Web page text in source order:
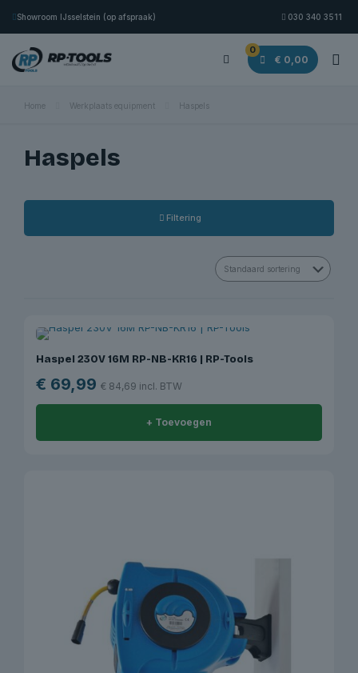
Showroom IJsselstein (op afspraak) 030 340 3511
0
€ 0,00
Home Werkplaats equipment Haspels
Haspels
Filtering
Haspel 230V 16M RP-NB-KR16 | RP-Tools
€ 69,99 € 84,69 incl. BTW
+ Toevoegen